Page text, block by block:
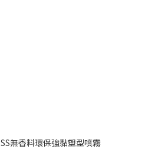
SS無香料環保強黏塑型噴霧